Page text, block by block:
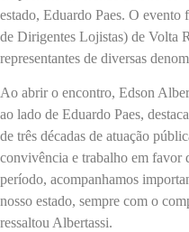
estado, Eduardo Paes. O
de Dirigentes Lojistas) de Volta
representantes de diversas
Ao abrir o encontro, Edson
ao lado de Eduardo Paes,
de três décadas de atuação
convivência e trabalho em favor
período, acompanhamos
nosso estado, sempre com o
ressaltou Albertassi.